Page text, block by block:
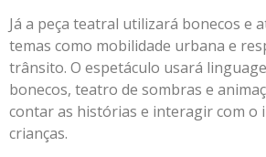
Já a peça teatral utilizará bonecos e
temas como mobilidade urbana e
trânsito. O espetáculo usará
bonecos, teatro de sombras e
contar as histórias e interagir com o
crianças.